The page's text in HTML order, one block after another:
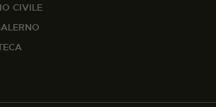
CIVILE